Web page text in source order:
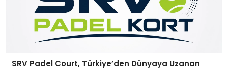
SRV Padel Court, Türkiye’den Dünyaya Uzanan